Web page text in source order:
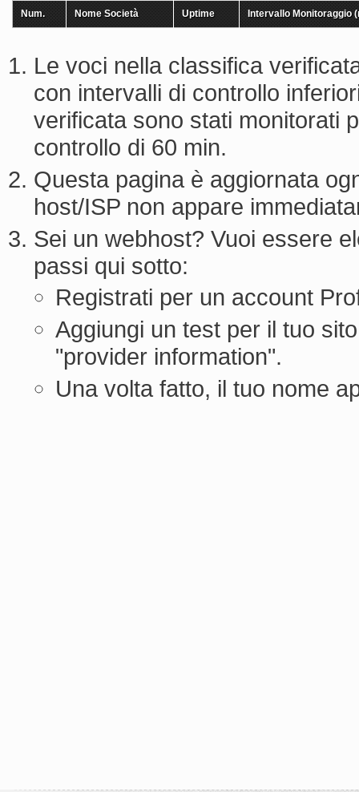
Num. Nome Società Uptime Intervallo Monitoraggio
Le voci nella classifica
con intervalli di controllo
verificata sono stati monitorati
controllo di 60 min.
Questa pagina è aggiornata
host/ISP non appare
Sei un webhost? Vuoi essere
passi qui sotto:
Registrati per un account
Aggiungi un test per il tuo
"provider information".
Una volta fatto, il tuo nome